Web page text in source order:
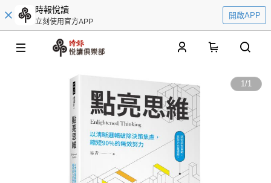
時報悅讀
立刻使用官方APP
開啟APP
1/1